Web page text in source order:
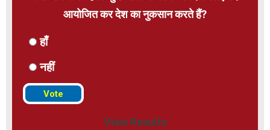
आयोजित कर देश का नुकसान करते हैं?
हाँ
नहीं
View Results